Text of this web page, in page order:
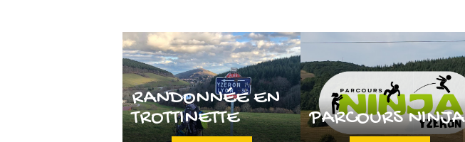
RANDONNÉE EN
TROTTINETTE
PARCOURS NINJA